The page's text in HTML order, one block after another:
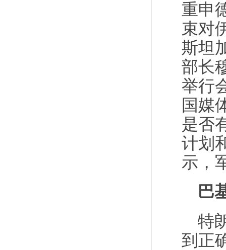
重申
束对
斯坦
部长
举行
国媒
是否
计划
示，
巴
特
到正